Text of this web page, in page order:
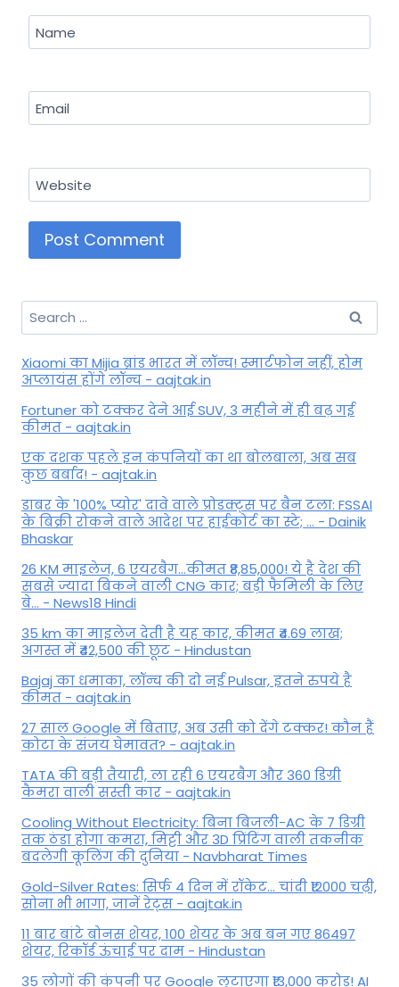
Name
Email
Website
Search
for:
Xiaomi का Mijia ब्रांड भारत में लॉन्च! स्मार्टफोन नहीं, होम
अप्लायंस होंगे लॉन्च - aajtak.in
Fortuner को टक्कर देने आई SUV, 3 महीने में ही बढ़ गई
कीमत - aajtak.in
एक दशक पहले इन कंपनियों का था बोलबाला, अब सब
कुछ बर्बाद! - aajtak.in
डाबर के '100% प्योर' दावे वाले प्रोडक्ट्स पर बैन टला: FSSAI
के बिक्री रोकने वाले आदेश पर हाईकोर्ट का स्टे; ... - Dainik
Bhaskar
26 KM माइलेज, 6 एयरबैग...कीमत ₹8,85,000! ये है देश की
सबसे ज्यादा बिकने वाली CNG कार; बड़ी फैमिली के लिए
बे... - News18 Hindi
35 km का माइलेज देती है यह कार, कीमत ₹4.69 लाख;
अगस्त में ₹42,500 की छूट - Hindustan
Bajaj का धमाका, लॉन्च की दो नई Pulsar, इतने रुपये है
कीमत - aajtak.in
27 साल Google में बिताए, अब उसी को देंगे टक्कर! कौन हैं
कोटा के संजय घेमावत? - aajtak.in
TATA की बड़ी तैयारी, ला रही 6 एयरबैग और 360 डिग्री
कैमरा वाली सस्ती कार - aajtak.in
Cooling Without Electricity: बिना बिजली-AC के 7 डिग्री
तक ठंडा होगा कमरा, मिट्टी और 3D प्रिंटिंग वाली तकनीक
बदलेगी कूलिंग की दुनिया - Navbharat Times
Gold-Silver Rates: सिर्फ 4 दिन में रॉकेट... चांदी ₹12000 चढ़ी,
सोना भी भागा, जानें रेट्स - aajtak.in
11 बार बांटे बोनस शेयर, 100 शेयर के अब बन गए 86497
शेयर, रिकॉर्ड ऊंचाई पर दाम - Hindustan
35 लोगों की कंपनी पर Google लुटाएगा ₹13,000 करोड़! AI